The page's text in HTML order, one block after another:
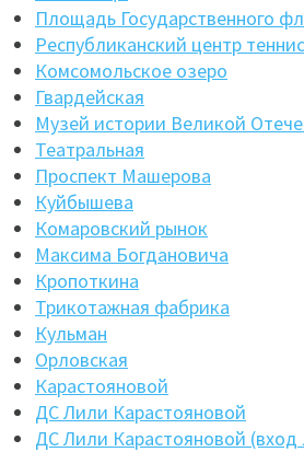
Площадь Государственного
Республиканский центр
Комсомольское озеро
Гвардейская
Музей истории Великой
Театральная
Проспект Машерова
Куйбышева
Комаровский рынок
Максима Богдановича
Кропоткина
Трикотажная фабрика
Кульман
Орловская
Карастояновой
ДС Лили Карастояновой
ДС Лили Карастояновой